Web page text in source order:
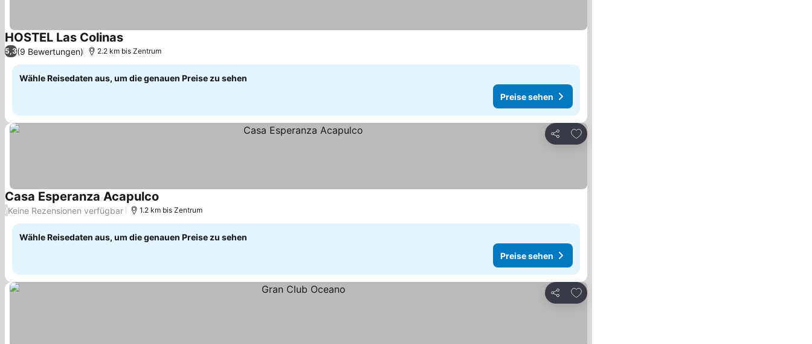
HOSTEL Las Colinas
5,3(9 Bewertungen) 2.2 km bis Zentrum
Wähle Reisedaten aus, um die genauen Preise zu sehen
Preise sehen
Teilen
Zu Favoriten hinzufügen
Casa Esperanza Acapulco
/Keine Rezensionen verfügbar 1.2 km bis Zentrum
Wähle Reisedaten aus, um die genauen Preise zu sehen
Preise sehen
Teilen
Zu Favoriten hinzufügen